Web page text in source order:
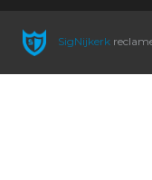
SigNijkerk